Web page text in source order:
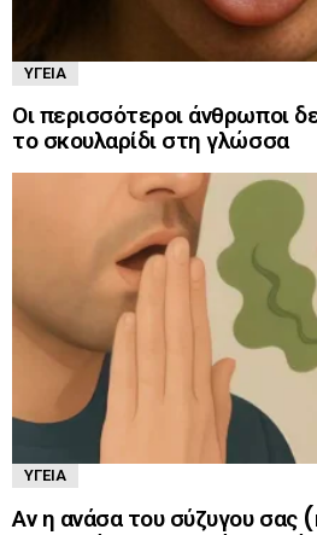
ΥΓΕΊΑ
Οι περισσότεροι άνθρωποι
το σκουλαρίδι στη γλώσσα
ΥΓΕΊΑ
Αν η ανάσα του σύζυγου σας